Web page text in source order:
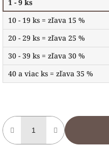
1 - 9 ks
10 - 19 ks = zľava 15 %
20 - 29 ks = zľava 25 %
30 - 39 ks = zľava 30 %
40 a viac ks = zľava 35 %